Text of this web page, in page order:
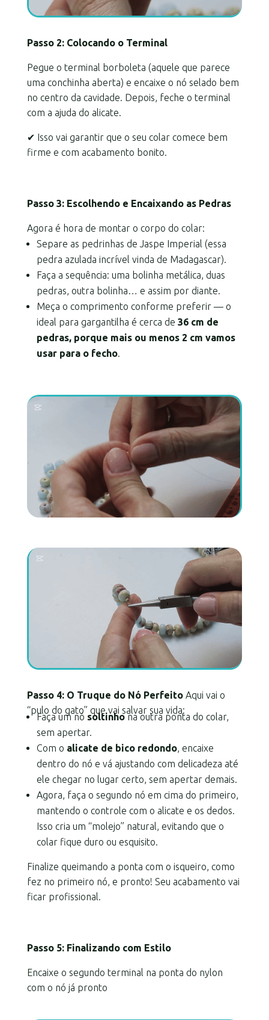
Passo 2: Colocando o Terminal
Pegue o terminal borboleta (aquele que parece
uma conchinha aberta) e encaixe o nó selado bem
no centro da cavidade. Depois, feche o terminal
com a ajuda do alicate.
✔ Isso vai garantir que o seu colar comece bem
firme e com acabamento bonito.
Passo 3: Escolhendo e Encaixando as Pedras
Agora é hora de montar o corpo do colar:
Separe as pedrinhas de Jaspe Imperial (essa
pedra azulada incrível vinda de Madagascar).
Faça a sequência: uma bolinha metálica, duas
pedras, outra bolinha… e assim por diante.
Meça o comprimento conforme preferir — o
ideal para gargantilha é cerca de 36 cm de
pedras, porque mais ou menos 2 cm vamos
usar para o fecho.
Passo 4: O Truque do Nó PerfeitoAqui vai o
“pulo do gato” que vai salvar sua vida:
Faça um nó soltinhona outra ponta do colar,
sem apertar.
Com o alicate de bico redondo, encaixe
dentro do nó e vá ajustando com delicadeza até
ele chegar no lugar certo, sem apertar demais.
Agora, faça o segundo nó em cima do primeiro,
mantendo o controle com o alicate e os dedos.
Isso cria um “molejo” natural, evitando que o
colar fique duro ou esquisito.
Finalize queimando a ponta com o isqueiro, como
fez no primeiro nó, e pronto! Seu acabamento vai
ficar profissional.
Passo 5: Finalizando com Estilo
Encaixe o segundo terminal na ponta do nylon
com o nó já pronto